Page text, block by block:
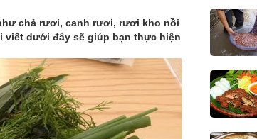
chả rươi, canh rươi, rươi kho nồi
viết dưới đây sẽ giúp bạn thực hiện